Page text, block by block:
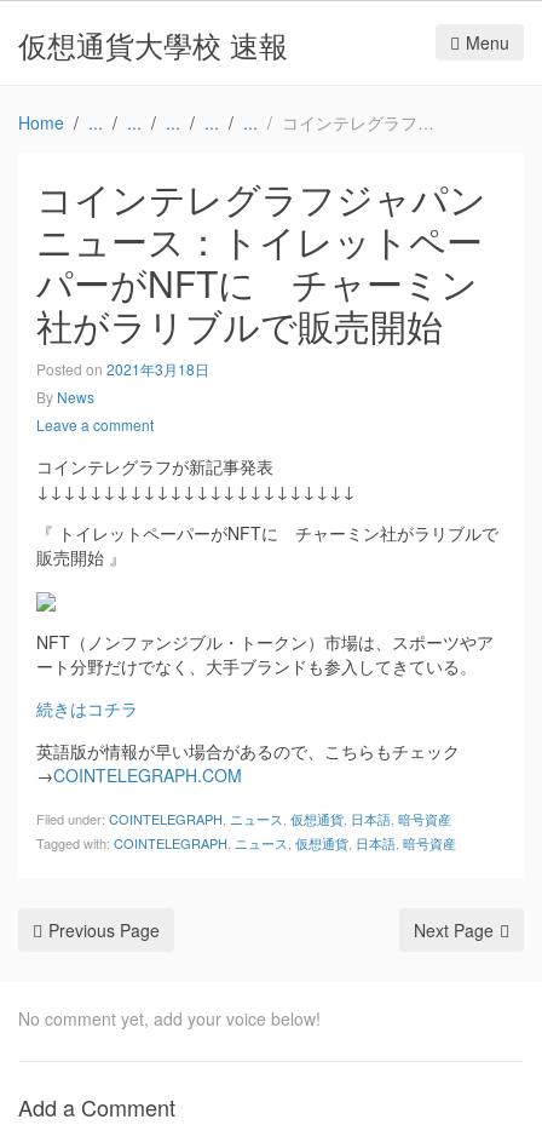
仮想通貨大學校 速報 Menu
Home コインテレグラフジャパンニュース：トイレットペーパーがNFTに チャーミン社がラリブルで販売開始
コインテレグラフジャパン
ニュース：トイレットペー
パーがNFTに チャーミン
社がラリブルで販売開始
Posted on 2021年3月18日
By News
Leave a comment
コインテレグラフが新記事発表
↓↓↓↓↓↓↓↓↓↓↓↓↓↓↓↓↓↓↓↓↓↓↓↓
『 トイレットペーパーがNFTに チャーミン社がラリブルで
販売開始 』
NFT（ノンファンジブル・トークン）市場は、スポーツやア
ート分野だけでなく、大手ブランドも参入してきている。
続きはコチラ
英語版が情報が早い場合があるので、こちらもチェック
→COINTELEGRAPH.COM
Filed under: COINTELEGRAPH, ニュース, 仮想通貨, 日本語, 暗号資産
Tagged with: COINTELEGRAPH, ニュース, 仮想通貨, 日本語, 暗号資産
Previous Page Next Page
No comment yet, add your voice below!
Add a Comment